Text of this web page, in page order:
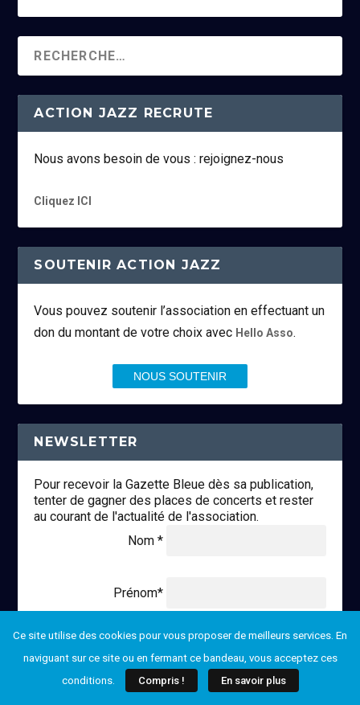
ACTION JAZZ RECRUTE
Nous avons besoin de vous : rejoignez-nous
Cliquez ICI
SOUTENIR ACTION JAZZ
Vous pouvez soutenir l’association en effectuant un
don du montant de votre choix avec Hello Asso.
NOUS SOUTENIR
NEWSLETTER
Pour recevoir la Gazette Bleue dès sa publication,
tenter de gagner des places de concerts et rester
au courant de l'actualité de l'association.
Nom *
Prénom*
Email *
Ce site utilise des cookies pour vous proposer de meilleurs services. En
naviguant sur ce site ou en fermant ce bandeau, vous acceptez ces
conditions.
Compris ! En savoir plus